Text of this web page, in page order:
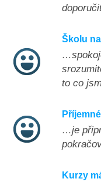
Školu
to co
…je
Kurzy